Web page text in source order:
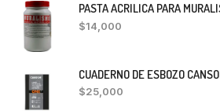
PASTA ACRILICA PARA
$14,000
CUADERNO DE ESBOZO
$25,000